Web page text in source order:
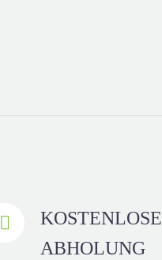


KOSTENLOSE
ABHOLUNG